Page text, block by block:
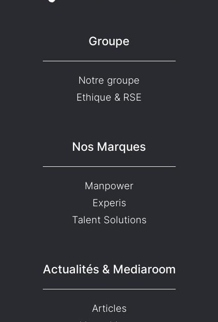
Groupe
Notre groupe
Ethique & RSE
Nos Marques
Manpower
Experis
Talent Solutions
Actualités & Mediaroom
Articles